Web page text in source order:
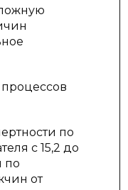
по
с 15,2 до
по
от